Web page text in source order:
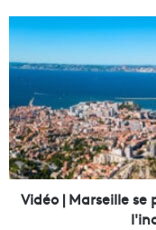
e
l
d
V
i
l
l
V
i
d
é
o
|
M
a
r
Vidéo | Marseille